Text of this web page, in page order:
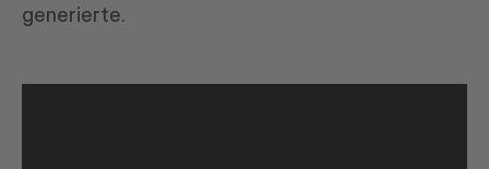
generierte.